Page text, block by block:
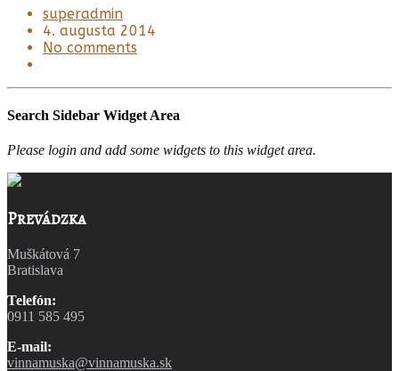
superadmin
4. augusta 2014
No comments
Search Sidebar Widget Area
Please login and add some widgets to this widget area.
Prevádzka
Muškátová 7
Bratislava
Telefón:
0911 585 495
E-mail:
vinnamuska@vinnamuska.sk